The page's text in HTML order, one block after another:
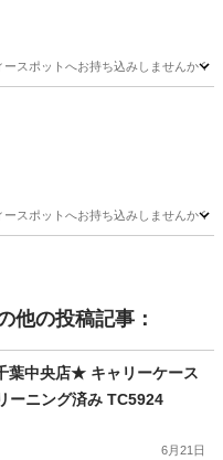
ポットへお持ち込みしませんか？
ポットへお持ち込みしませんか？
他の投稿記事：
キャリーケース
ーニング済み TC5924
6月21日